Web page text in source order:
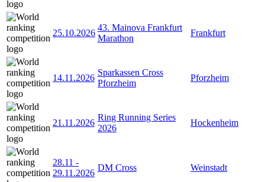
25.10.2026
43. Mainova Frankfurt
Marathon
Frankfurt
14.11.2026
Sparkassen Cross
Pforzheim
Pforzheim
21.11.2026
Ring Running Series
2026
Hockenheim
28.11 -
29.11.2026
DM Cross Weinstadt